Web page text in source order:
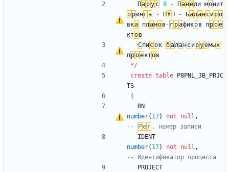
Па ру с 8 - Панели монит
о ринг а - ПУ П - Балансиро
вка планов - г рафиков прое
ктов
Список балансируемых
проектов
*/
create table
P8PNL_JB_PRJC
TS
(
RN
number( 17) not null ,
--
Ре г
IDENT
number( 17) not null ,
PROJECT